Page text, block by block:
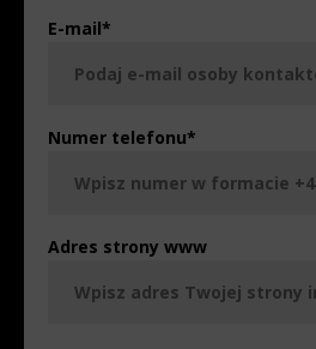
E-mail*
Numer telefonu*
Adres strony www